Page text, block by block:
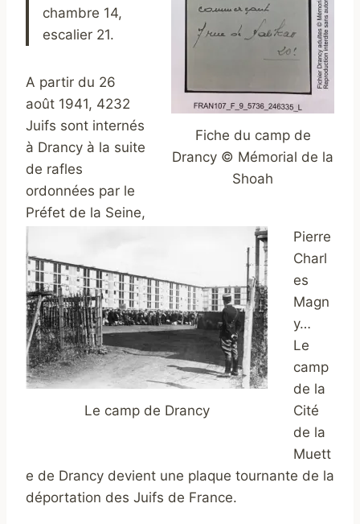
Fiche du camp de
Drancy © Mémorial de la
Shoah
chambre 14,
escalier 21.
Le camp de Drancy
A partir du 26
août 1941, 4232
Juifs sont internés
à Drancy à la suite
de rafles
ordonnées par le
Préfet de la Seine,
Pierre
Charl
es
Magn
y…
Le
camp
de la
Cité
de la
Muett
e de Drancy devient une plaque tournante de la
déportation des Juifs de France.